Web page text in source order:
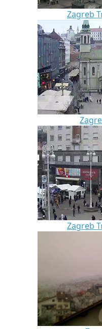
Zagreb
Zagreb